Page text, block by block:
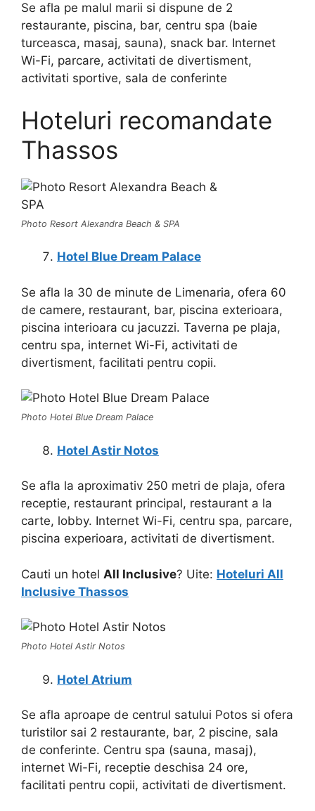
Se afla pe malul marii si dispune de 2
restaurante, piscina, bar, centru spa (baie
turceasca, masaj, sauna), snack bar. Internet
Wi-Fi, parcare, activitati de divertisment,
activitati sportive, sala de conferinte
Hoteluri recomandate
Thassos
Photo Resort Alexandra Beach & SPA
Hotel Blue Dream Palace
Se afla la 30 de minute de Limenaria, ofera 60
de camere, restaurant, bar, piscina exterioara,
piscina interioara cu jacuzzi. Taverna pe plaja,
centru spa, internet Wi-Fi, activitati de
divertisment, facilitati pentru copii.
Photo Hotel Blue Dream Palace
Hotel Astir Notos
Se afla la aproximativ 250 metri de plaja, ofera
receptie, restaurant principal, restaurant a la
carte, lobby. Internet Wi-Fi, centru spa, parcare,
piscina experioara, activitati de divertisment.
Cauti un hotel All Inclusive? Uite: Hoteluri All
Inclusive Thassos
Photo Hotel Astir Notos
Hotel Atrium
Se afla aproape de centrul satului Potos si ofera
turistilor sai 2 restaurante, bar, 2 piscine, sala
de conferinte. Centru spa (sauna, masaj),
internet Wi-Fi, receptie deschisa 24 ore,
facilitati pentru copii, activitati de divertisment.